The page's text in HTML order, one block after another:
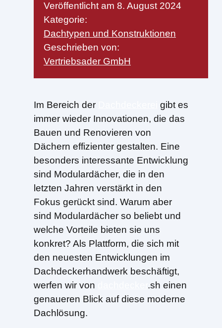
Veröffentlicht am 8. August 2024
Kategorie:
Dachtypen und Konstruktionen
Geschrieben von:
Vertriebsader GmbH
Im Bereich der
gibt es
immer wieder Innovationen, die das
Bauen und Renovieren von
Dächern effizienter gestalten. Eine
besonders interessante Entwicklung
sind Modulardächer, die in den
letzten Jahren verstärkt in den
Fokus gerückt sind. Warum aber
sind Modulardächer so beliebt und
welche Vorteile bieten sie uns
konkret? Als Plattform, die sich mit
den neuesten Entwicklungen im
Dachdeckerhandwerk beschäftigt,
werfen wir von
.sh einen
genaueren Blick auf diese moderne
Dachlösung.